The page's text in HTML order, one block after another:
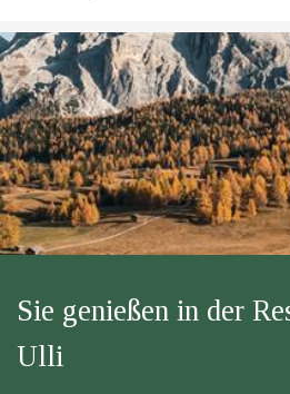
Sie genießen in der
Ulli